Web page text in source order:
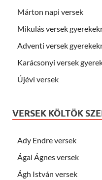
Márton napi versek
Mikulás versek
Adventi versek
Karácsonyi versek
Újévi versek
VERSEK KÖLTÖK
Ady Endre versek
Ágai Ágnes versek
Ágh István versek